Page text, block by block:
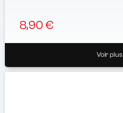
8,90 €
Voir plus